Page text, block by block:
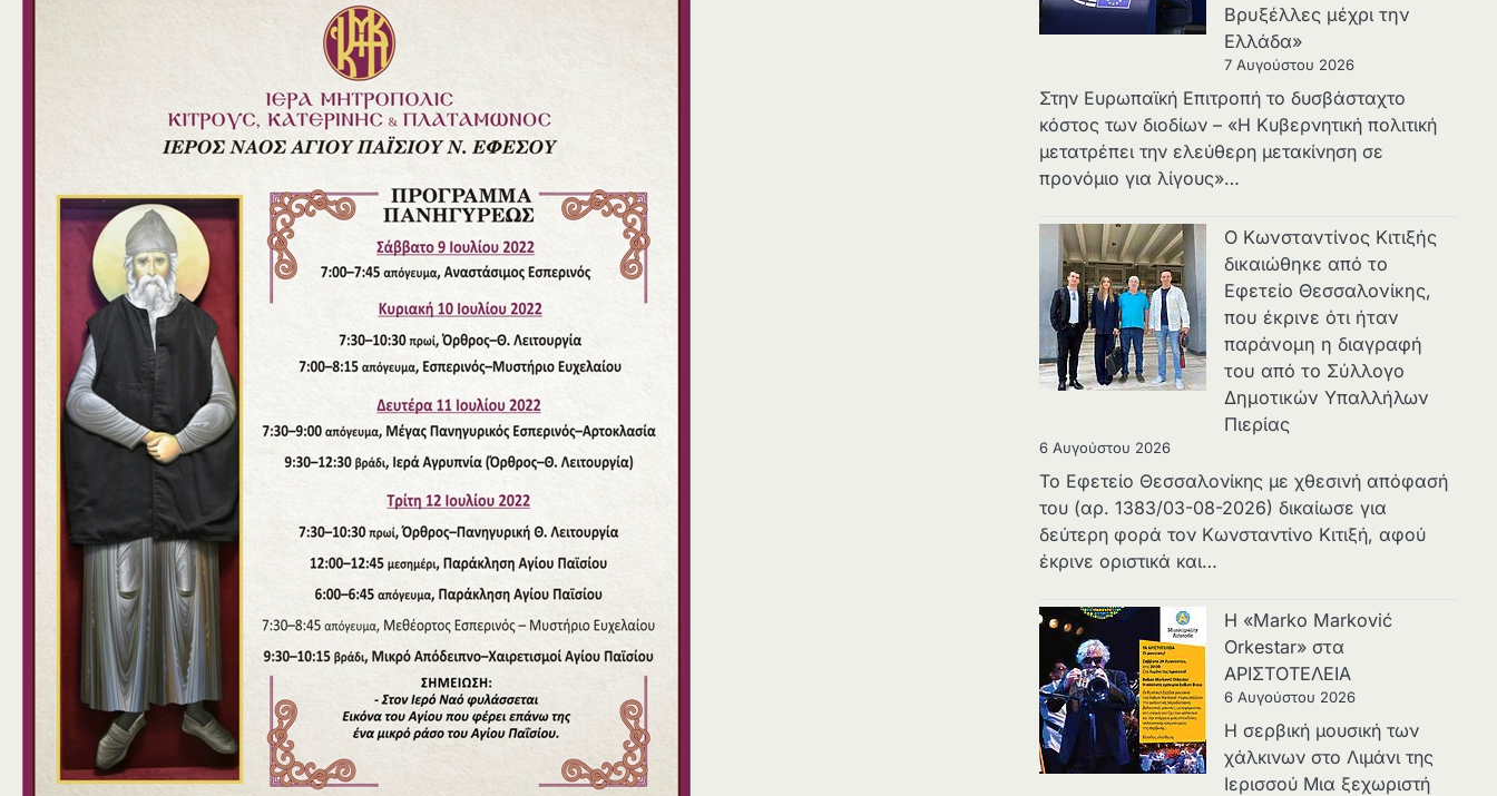
Βρυξέλλες μέχρι την
Ελλάδα»
7 Αυγούστου 2026
Στην Ευρωπαϊκή Επιτροπή το δυσβάσταχτο
κόστος των διοδίων – «Η Κυβερνητική πολιτική
μετατρέπει την ελεύθερη μετακίνηση σε
προνόμιο για λίγους»…
Ο Κωνσταντίνος Κιτιξής
δικαιώθηκε από το
Εφετείο Θεσσαλονίκης,
που έκρινε ότι ήταν
παράνομη η διαγραφή
του από το Σύλλογο
Δημοτικών Υπαλλήλων
Πιερίας
6 Αυγούστου 2026
Το Εφετείο Θεσσαλονίκης με χθεσινή απόφασή
του (αρ. 1383/03-08-2026) δικαίωσε για
δεύτερη φορά τον Κωνσταντίνο Κιτιξή, αφού
έκρινε οριστικά και…
Η «Marko Marković
Orkestar» στα
ΑΡΙΣΤΟΤΕΛΕΙΑ
6 Αυγούστου 2026
Η σερβική μουσική των
χάλκινων στο Λιμάνι της
Ιερισσού Μια ξεχωριστή